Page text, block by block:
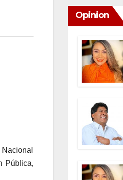
Pública,
Opinion